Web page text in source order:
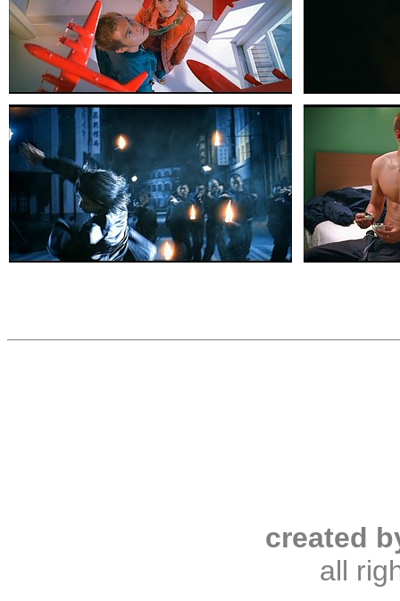
created
all